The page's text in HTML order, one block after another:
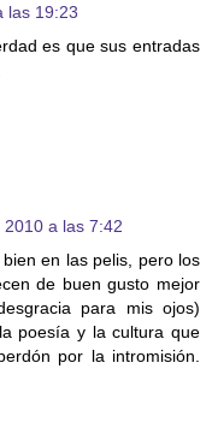
las 19:23
es que sus entradas
a las 7:42
en las pelis, pero los
de buen gusto mejor
para mis ojos)
poesía y la cultura que
por la intromisión.